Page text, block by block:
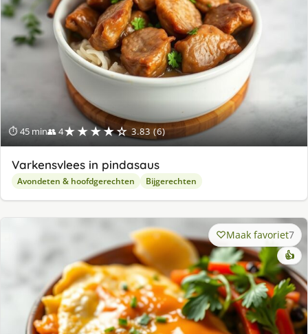
⏱ 45 min👥 4★★★★☆ 3.83 (6)
Varkensvlees in pindasaus
Avondeten & hoofdgerechten Bijgerechten
Maak favoriet7
👍